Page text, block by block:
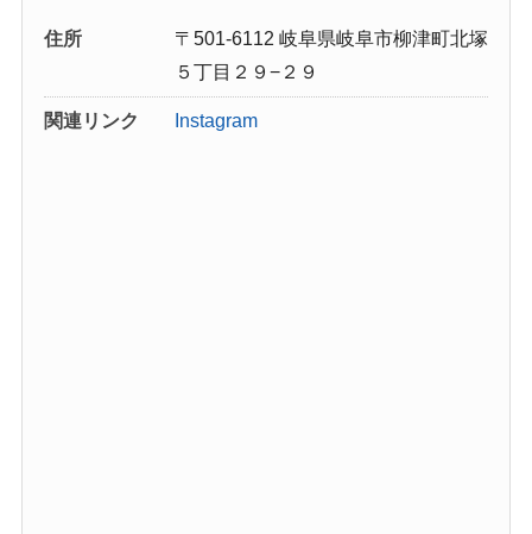
住所
〒501-6112 岐阜県岐阜市柳津町北塚
５丁目２９−２９
関連リンク Instagram